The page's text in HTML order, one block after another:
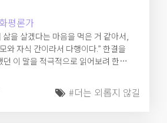
평론가
삶을 살겠다는 마음을 먹은 거 같아서,
와 자식 간이라서 다행이다.” 한결을
이 말을 적극적으로 읽어보려 한다.
리 안에 있다. 긴긴밤 홀로 아파했을
#더는 외롭지 않길